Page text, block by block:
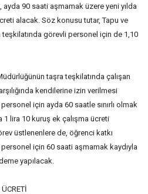
ayda 90 saati aşmamak üzere yeni yılda
alacak. Söz konusu tutar, Tapu ve
görevli personel için de 1,10
taşra teşkilatında çalışan
kendilerine izin verilmesi
için ayda 60 saatle sınırlı olmak
1 lira 10 kuruş ek çalışma ücreti
üstlenenlere de, öğrenci katkı
için 60 saati aşmamak kaydıyla
yapılacak.